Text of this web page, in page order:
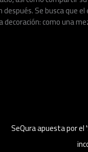
Se busca que
como una
SeQura apuesta por